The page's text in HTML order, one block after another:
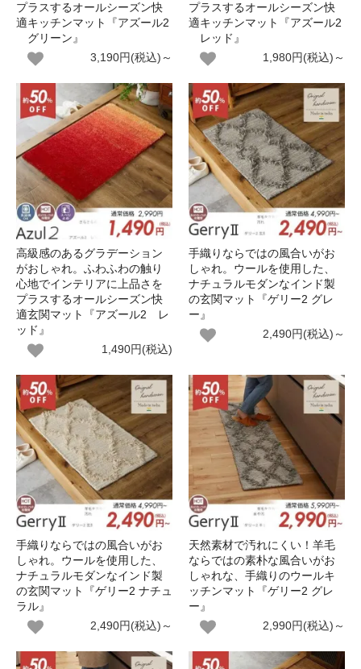
プラスするオールシーズン快
適キッチンマット『アズール2
グリーン』
3,190円(税込)～
プラスするオールシーズン快
適キッチンマット『アズール2
レッド』
1,980円(税込)～
高級感のあるグラデーション
がおしゃれ。ふわふわの触り
心地でインテリアに上品さを
プラスするオールシーズン快
適玄関マット『アズール2 レ
ッド』
1,490円(税込)
手織りならではの風合いがお
しゃれ。ウールを使用した、
ナチュラルモダンなインド製
の玄関マット『ゲリー2 グレ
ー』
2,490円(税込)～
手織りならではの風合いがお
しゃれ。ウールを使用した、
ナチュラルモダンなインド製
の玄関マット『ゲリー2 ナチュ
ラル』
2,490円(税込)～
天然素材で汚れにくい！羊毛
ならではの素朴な風合いがお
しゃれな、手織りのウールキ
ッチンマット『ゲリー2 グレ
ー』
2,990円(税込)～